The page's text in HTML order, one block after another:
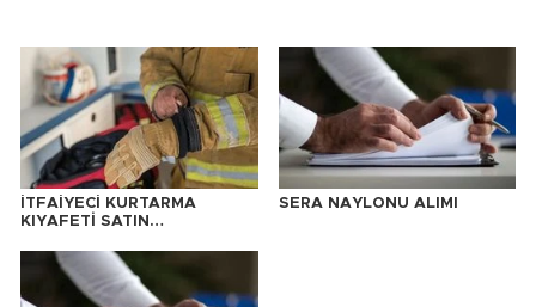
İTFAİYECİ KURTARMA
KIYAFETİ SATIN
SERA NAYLONU ALIMI